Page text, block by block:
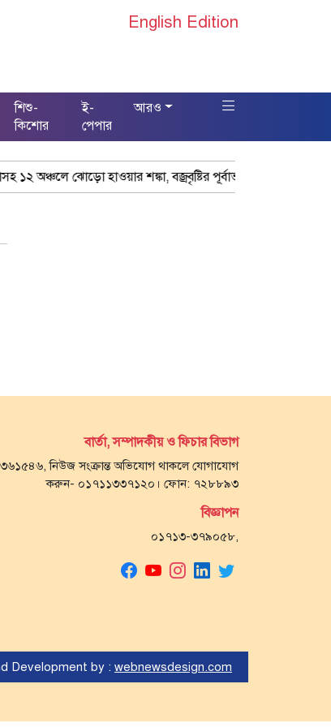
English Edition
শিশু-
কিশোর
ই-
পেপার
আরও
অঞ্চলে ঝোড়ো হাওয়ার শঙ্কা, বজ্রবৃষ্টির পূর্বাভাস
বার্তা, সম্পাদকীয় ও ফিচার বিভাগ
নিউজ সংক্রান্ত অভিযোগ থাকলে যোগাযোগ
করুন- ০১৭১১৩৩৭১২০। ফোন: ৭২৮৮৯৩
বিজ্ঞাপন
০১৭১৩-৩৭৯০৫৮,
Development by : webnewsdesign.com